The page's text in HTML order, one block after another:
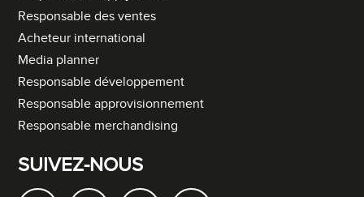
Responsable des ventes
Acheteur international
Media planner
Responsable développement
Responsable approvisionnement
Responsable merchandising
SUIVEZ-NOUS